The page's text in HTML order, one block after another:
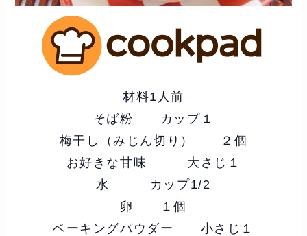
材料1人前
そば粉 カップ１
梅干し（みじん切り） ２個
お好きな甘味 大さじ１
水 カップ1/2
卵 １個
ベーキングパウダー 小さじ１